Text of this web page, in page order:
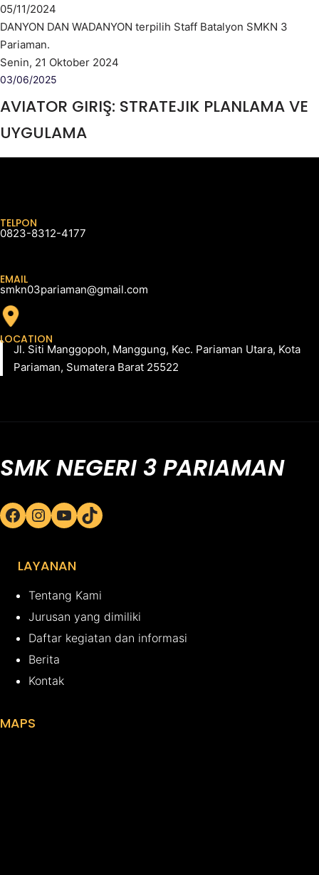
05/11/2024
DANYON DAN WADANYON terpilih Staff Batalyon SMKN 3
Pariaman.
Senin, 21 Oktober 2024
03/06/2025
AVIATOR GIRIŞ: STRATEJIK PLANLAMA VE
UYGULAMA
TELPON
0823-8312-4177
EMAIL
smkn03pariaman@gmail.com
LOCATION
Jl. Siti Manggopoh, Manggung, Kec. Pariaman Utara, Kota
Pariaman, Sumatera Barat 25522
SMK NEGERI 3 PARIAMAN
Facebook Instagram YouTube TikTok
LAYANAN
Tentang Kami
Jurusan yang dimiliki
Daftar kegiatan dan informasi
Berita
Kontak
MAPS